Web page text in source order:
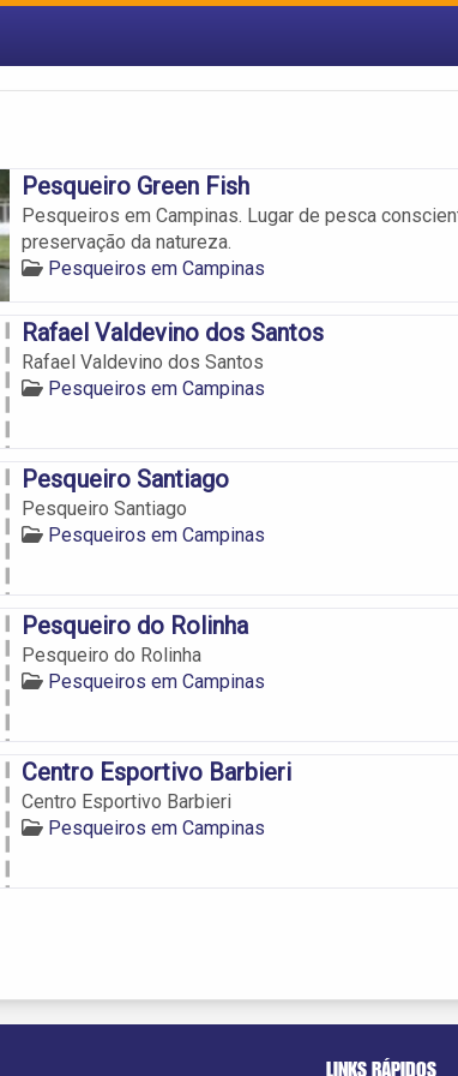
Pesqueiro Green Fish
Pesqueiros em Campinas. Lugar de pesca
preservação da natureza.
Pesqueiros em Campinas
Rafael Valdevino dos Santos
Rafael Valdevino dos Santos
Pesqueiros em Campinas
Pesqueiro Santiago
Pesqueiro Santiago
Pesqueiros em Campinas
Pesqueiro do Rolinha
Pesqueiro do Rolinha
Pesqueiros em Campinas
Centro Esportivo Barbieri
Centro Esportivo Barbieri
Pesqueiros em Campinas
LINKS RÁPIDOS